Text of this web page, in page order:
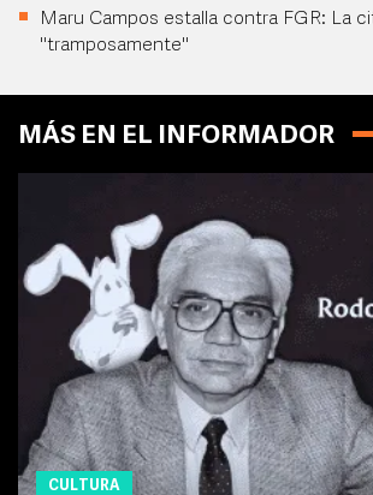
Maru Campos estalla contra FGR: La
"tramposamente"
MÁS EN EL INFORMADOR
CULTURA